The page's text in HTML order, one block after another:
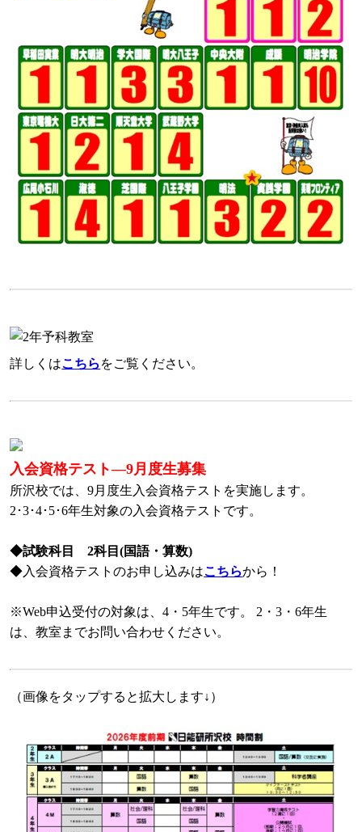
詳しくはこちら をご覧ください。
入会資格テスト―9月度生募集
所沢校では、9月度生入会資格テストを実施します。
2･3･4･5･6年生対象の入会資格テストです。
◆試験科目 2科目(国語・算数)
◆入会資格テストのお申し込みはこちらから！
※Web申込受付の対象は、4・5年生です。 2・3・6年生
は、教室までお問い合わせください。
（画像をタップすると拡大します↓）